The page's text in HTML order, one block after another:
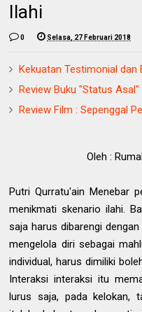
Ilahi
0 Selasa, 27 Februari 2018
Kekuatan Testimonial dan
Review Buku "Status Asal"
Review Film : Sepenggal
Oleh :
Putri Qurratu'ain Menebar
menikmati skenario ilahi.
saja harus dibarengi
mengelola diri sebagai
individual, harus dimiliki
Interaksi interaksi itu
lurus saja, pada kelokan,